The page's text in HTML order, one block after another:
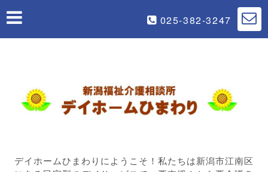
025-382-3247
デイホームひまわりにようこそ！私たちは新潟市江南区